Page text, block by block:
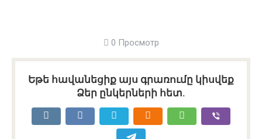
0 Просмотр
Եթե հավանեցիք այս գրառումը կիսվեք
Ձեր ընկերների հետ.